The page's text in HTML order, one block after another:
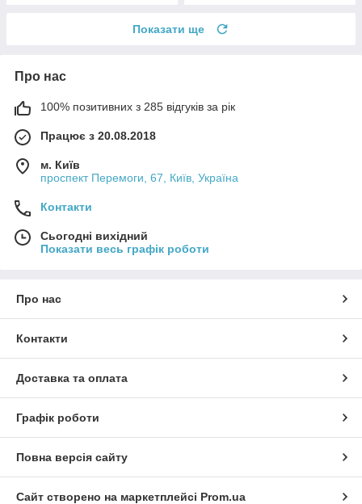
Показати ще
Про нас
100% позитивних з 285 відгуків за рік
Працює з 20.08.2018
м. Київ
проспект Перемоги, 67, Київ, Україна
Контакти
Сьогодні вихідний
Показати весь графік роботи
Про нас
Контакти
Доставка та оплата
Графік роботи
Повна версія сайту
Сайт створено на маркетплейсі Prom.ua